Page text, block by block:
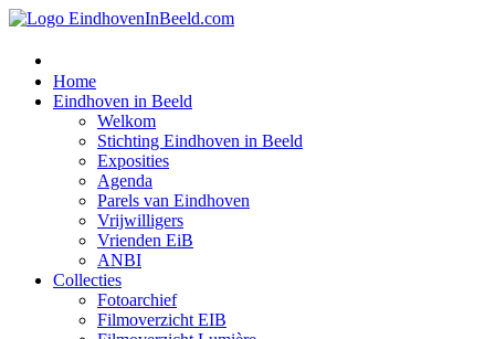
Home
Eindhoven in Beeld
Welkom
Stichting Eindhoven in Beeld
Exposities
Agenda
Parels van Eindhoven
Vrijwilligers
Vrienden EiB
ANBI
Collecties
Fotoarchief
Filmoverzicht EIB